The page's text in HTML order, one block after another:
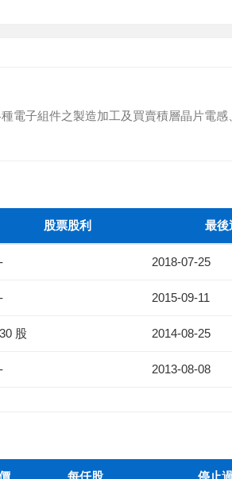
電子組件之製造加工及買賣積層晶片電感
股票股利 最後
- 2018-07-25
- 2015-09-11
30 股 2014-08-25
- 2013-08-08